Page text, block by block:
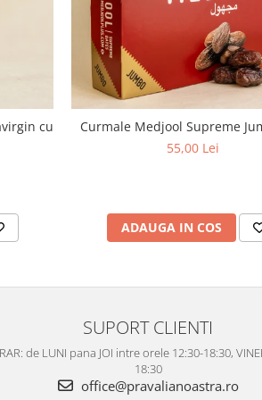
cu
Curmale Medjool Supreme
55,00 Lei
ADAUGA IN COS
SUPORT CLIENTI
de LUNI pana JOI intre orele 12:30-18:30,
18:30
office@pravalianoastra.ro